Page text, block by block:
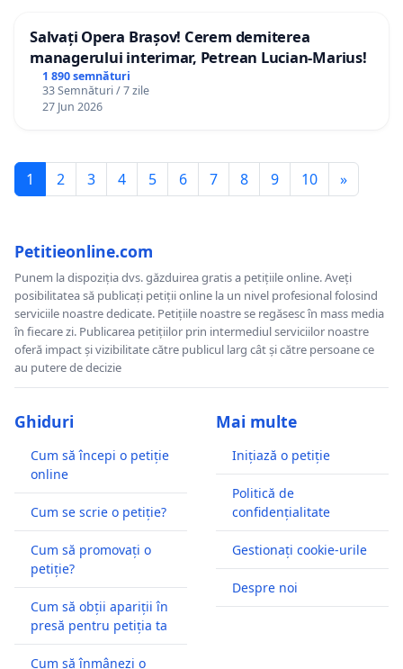
Salvați Opera Brașov! Cerem demiterea
managerului interimar, Petrean Lucian-Marius!
1 890 semnături
33 Semnături / 7 zile
27 Jun 2026
1 2 3 4 5 6 7 8 9 10 »
Petitieonline.com
Punem la dispoziția dvs. găzduirea gratis a petițiile online. Aveți
posibilitatea să publicați petiții online la un nivel profesional folosind
serviciile noastre dedicate. Petițiile noastre se regăsesc în mass media
în fiecare zi. Publicarea petițiilor prin intermediul serviciilor noastre
oferă impact și vizibilitate către publicul larg cât și către persoane ce
au putere de decizie
Ghiduri
Cum să începi o petiție
online
Cum se scrie o petiție?
Cum să promovați o
petiție?
Cum să obții apariții în
presă pentru petiția ta
Cum să înmânezi o
Mai multe
Inițiază o petiție
Politică de
confidențialitate
Gestionați cookie-urile
Despre noi